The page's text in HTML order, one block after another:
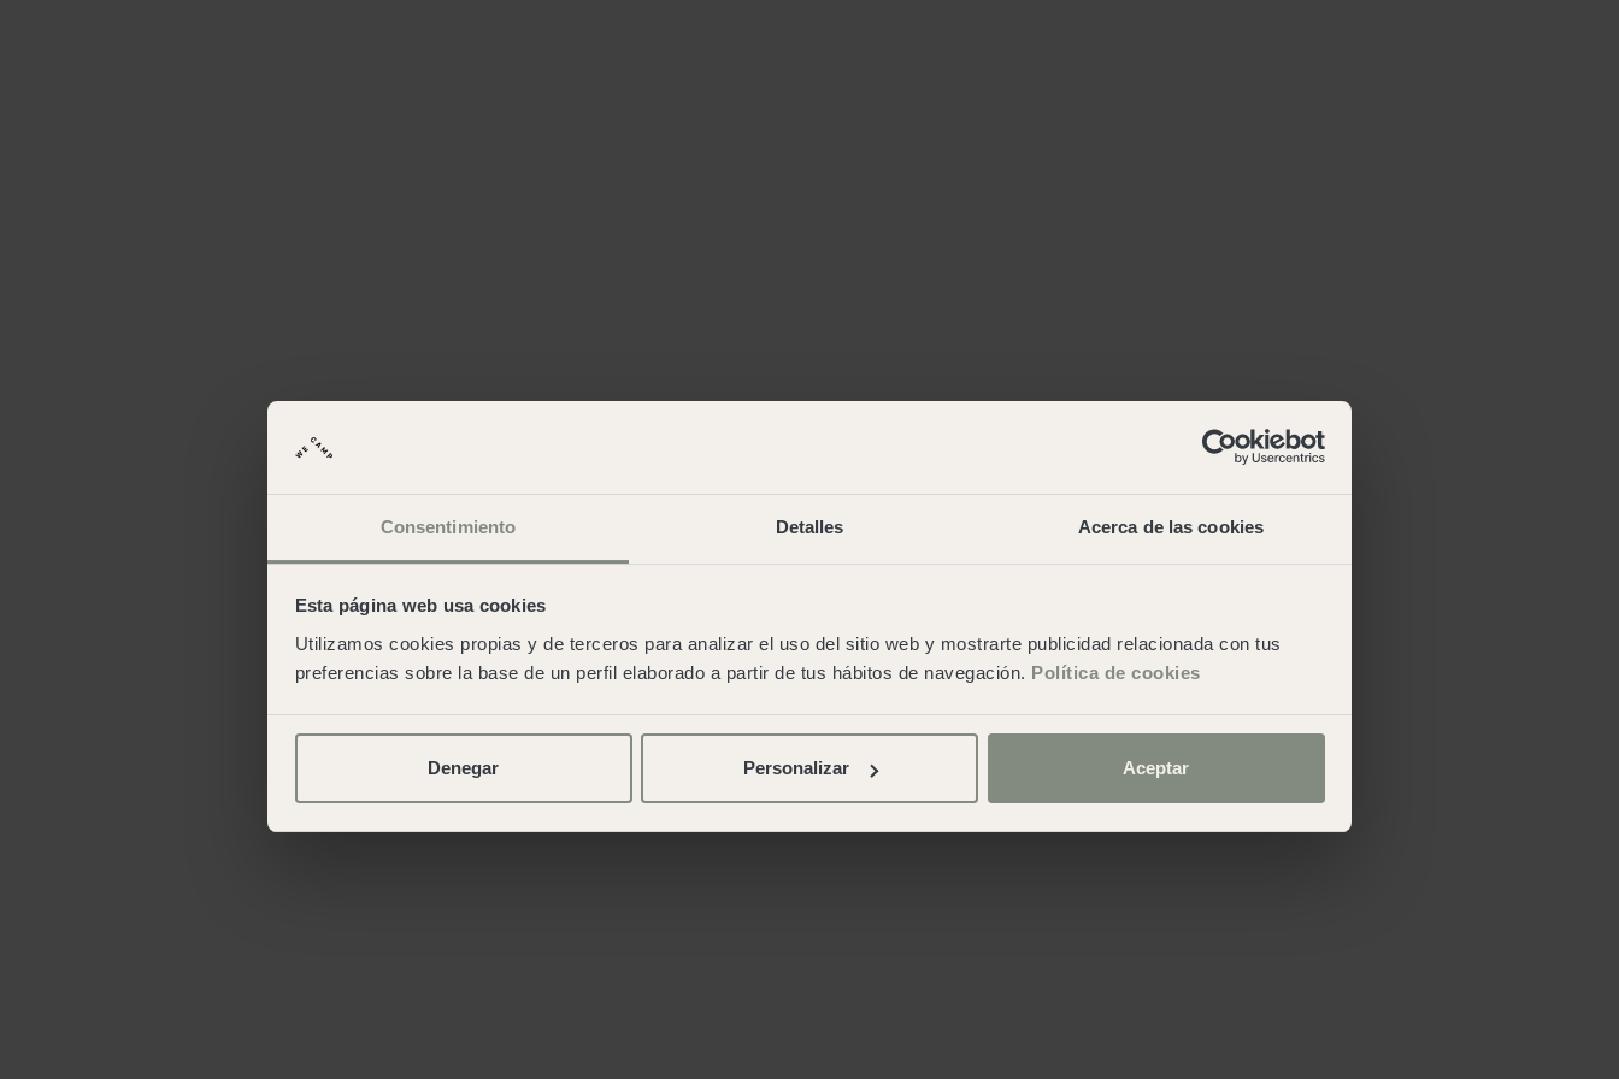
Consentimiento Detalles Acerca de las cookies
Esta página web usa cookies
Utilizamos cookies propias y de terceros para analizar el uso del sitio web y mostrarte publicidad relacionada con tus
preferencias sobre la base de un perfil elaborado a partir de tus hábitos de navegación. Política de cookies
Denegar Personalizar Aceptar